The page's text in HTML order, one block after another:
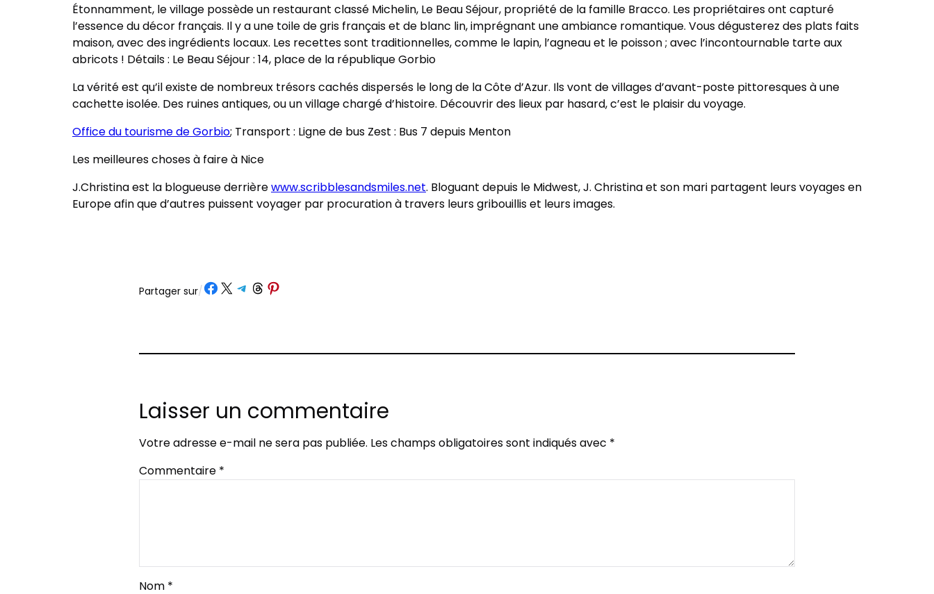
Étonnamment, le village possède un restaurant classé Michelin, Le Beau Séjour, propriété de la famille Bracco. Les propriétaires ont capturé
l’essence du décor français. Il y a une toile de gris français et de blanc lin, imprégnant une ambiance romantique. Vous dégusterez des plats faits
maison, avec des ingrédients locaux. Les recettes sont traditionnelles, comme le lapin, l’agneau et le poisson ; avec l’incontournable tarte aux
abricots ! Détails : Le Beau Séjour : 14, place de la républiqueGorbio
La vérité est qu’il existe de nombreux trésors cachés dispersés le long de la Côte d’Azur. Ils vont de villages d’avant-poste pittoresques à une
cachette isolée. Des ruines antiques, ou un village chargé d’histoire. Découvrir des lieux par hasard, c’est le plaisir du voyage.
Office du tourisme de Gorbio; Transport : Ligne de bus Zest : Bus 7 depuis Menton
Les meilleures choses à faire à Nice
J.Christina est la blogueuse derrièrewww.scribblesandsmiles.net. Bloguant depuis le Midwest, J. Christina et son mari partagent leurs voyages en
Europe afin que d’autres puissent voyager par procuration à travers leurs gribouillis et leurs images.
Partager sur/ Partager sur Facebook
Partager sur X Partager sur Telegram
Partager sur Threads
Partager sur Pinterest
Laisser un commentaire
Votre adresse e-mail ne sera pas publiée. Les champs obligatoires sont indiqués avec *
Commentaire *
Nom *